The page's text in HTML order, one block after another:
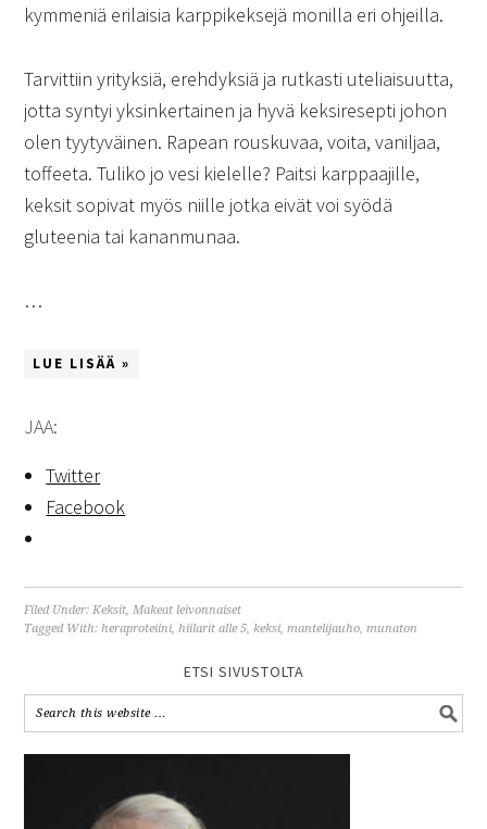
kymmeniä erilaisia karppikeksejä monilla eri ohjeilla.
Tarvittiin yrityksiä, erehdyksiä ja rutkasti uteliaisuutta,
jotta syntyi yksinkertainen ja hyvä keksiresepti johon
olen tyytyväinen. Rapean rouskuvaa, voita, vaniljaa,
toffeeta. Tuliko jo vesi kielelle? Paitsi karppaajille,
keksit sopivat myös niille jotka eivät voi syödä
gluteenia tai kananmunaa.
…
LUE LISÄÄ »
JAA:
Twitter
Facebook
Filed Under:Keksit,Makeat leivonnaiset
Tagged With:heraproteiini,hiilarit alle 5,keksi,mantelijauho,munaton
ETSI SIVUSTOLTA